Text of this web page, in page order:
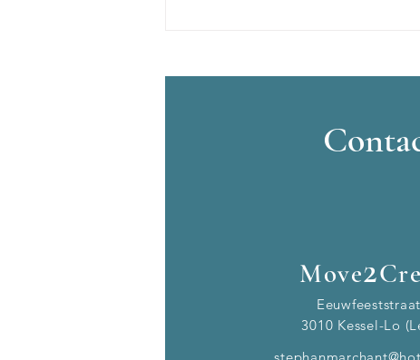
Move2
3010 Kessel-Lo